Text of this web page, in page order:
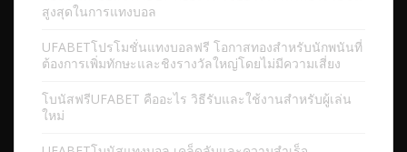
สูงสุดในการแทงบอล
UFABETโปรโมชั่นแทงบอลฟรี โอกาสทองสำหรับนักพนันที่
ต้องการเพิ่มทักษะและชิงรางวัลใหญ่โดยไม่มีความเสี่ยง
โบนัสฟรีUFABET คืออะไร วิธีรับและใช้งานสำหรับผู้เล่น
ใหม่